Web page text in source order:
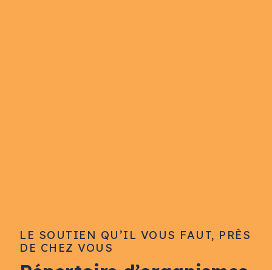
LE SOUTIEN QU’IL VOUS FAUT, PRÈS
DE CHEZ VOUS